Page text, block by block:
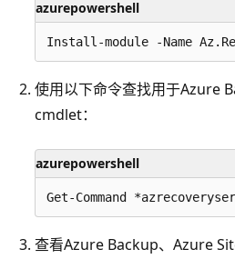
azurepowershell
使用以下命令查找用于Azure
cmdlet：
azurepowershell
查看Azure Backup、Azure